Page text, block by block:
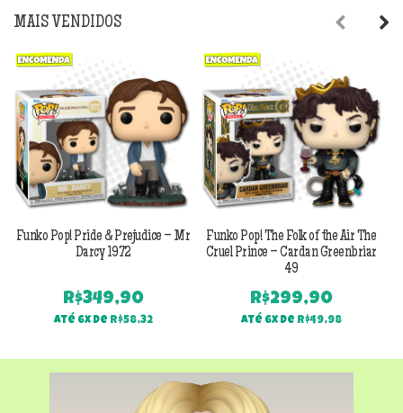
MAIS VENDIDOS
Funko Pop! Pride & Prejudice – Mr
Darcy 1972
R$349,90
Até 6x de R$58,32
Funko Pop! The Folk of the Air The
Cruel Prince – Cardan Greenbriar
49
R$299,90
Até 6x de R$49,98